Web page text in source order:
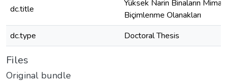
dc.title
Yüksek Narin Binaların Mimari
Biçimlenme Olanakları
dc.type
Doctoral Thesis
Files
Original bundle